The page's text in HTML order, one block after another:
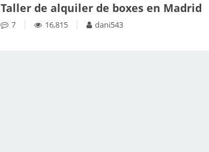
Taller de alquiler de boxes en Madrid
7 16,815 dani543